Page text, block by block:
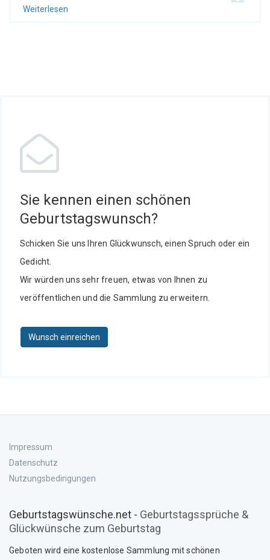
Weiterlesen
Sie kennen einen schönen
Geburtstagswunsch?
Schicken Sie uns Ihren Glückwunsch, einen Spruch oder ein
Gedicht.
Wir würden uns sehr freuen, etwas von Ihnen zu
veröffentlichen und die Sammlung zu erweitern.
Wunsch einreichen
Impressum
Datenschutz
Nutzungsbedingungen
Geburtstagswünsche.net - Geburtstagssprüche &
Glückwünsche zum Geburtstag
Geboten wird eine kostenlose Sammlung mit schönen